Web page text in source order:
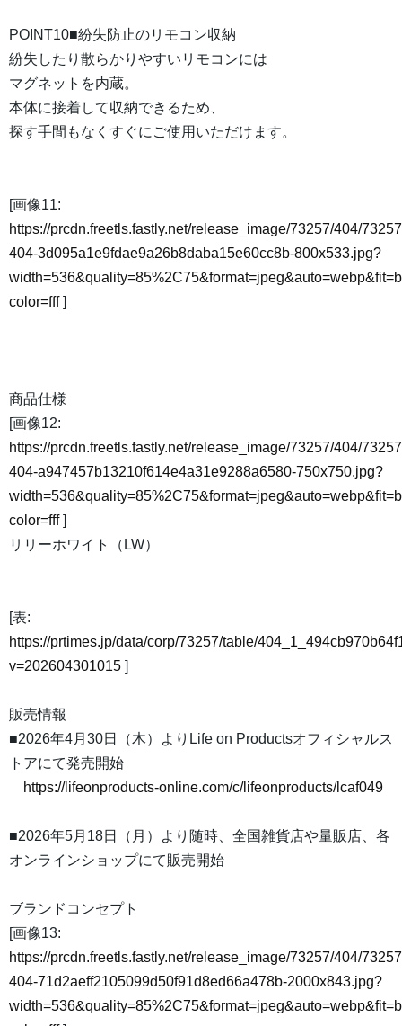
POINT10■紛失防止のリモコン収納
紛失したり散らかりやすいリモコンには
マグネットを内蔵。
本体に接着して収納できるため、
探す手間もなくすぐにご使用いただけます。
[画像11:
https://prcdn.freetls.fastly.net/release_image/73257/404/
404-3d095a1e9fdae9a26b8daba15e60cc8b-800x533.jpg?
color=fff]
商品仕様
[画像12:
https://prcdn.freetls.fastly.net/release_image/73257/404/
404-a947457b13210f614e4a31e9288a6580-750x750.jpg?
color=fff]
リリーホワイト（LW）
[表:
https://prtimes.jp/data/corp/73257/table/
v=202604301015 ]
販売情報
■2026年4月30日（木）よりLife on Productsオフィシャルス
トアにて発売開始
https://lifeonproducts-online.com/c/lifeonproducts/lcaf049
■2026年5月18日（月）より随時、全国雑貨店や量販店、各
オンラインショップにて販売開始
ブランドコンセプト
[画像13:
https://prcdn.freetls.fastly.net/release_image/73257/404/
404-71d2aeff2105099d50f91d8ed66a478b-2000x843.jpg?